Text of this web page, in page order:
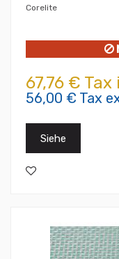
Corelite
67,76 € Tax
56,00 € Tax
Siehe